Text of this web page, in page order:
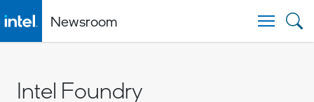
Newsroom
Intel Foundry